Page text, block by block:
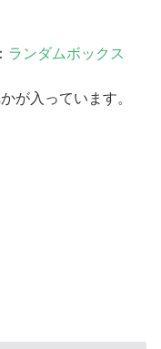
ランダムボックス
が入っています。